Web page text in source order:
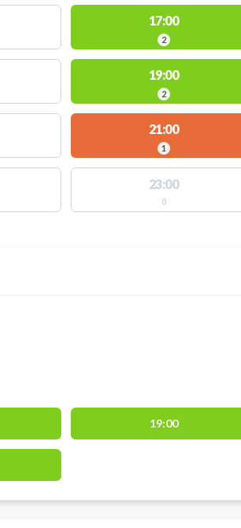
17:00
2
19:00
2
21:00
1
23:00
0
19:00